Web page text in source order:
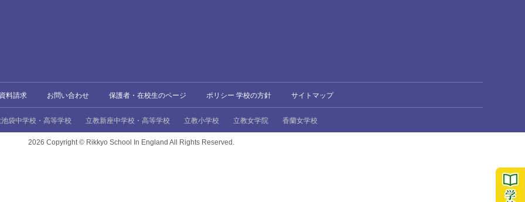
資料請求 お問い合わせ 保護者・在校生のページ ポリシー 学校の方針 サイトマップ
池袋中学校・高等学校 立教新座中学校・高等学校 立教小学校 立教女学院 香蘭女学校
2026 Copyright © Rikkyo School In England All Rights Reserved.